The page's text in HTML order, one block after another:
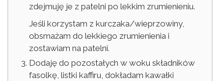
zdejmuję je z patelni po lekkim zrumienieniu.
Jeśli korzystam z kurczaka/wieprzowiny,
obsmażam do lekkiego zrumienienia i
zostawiam na patelni.
Dodaję do pozostałych w woku składników
fasolkę, listki kaffiru, dokładam kawałki